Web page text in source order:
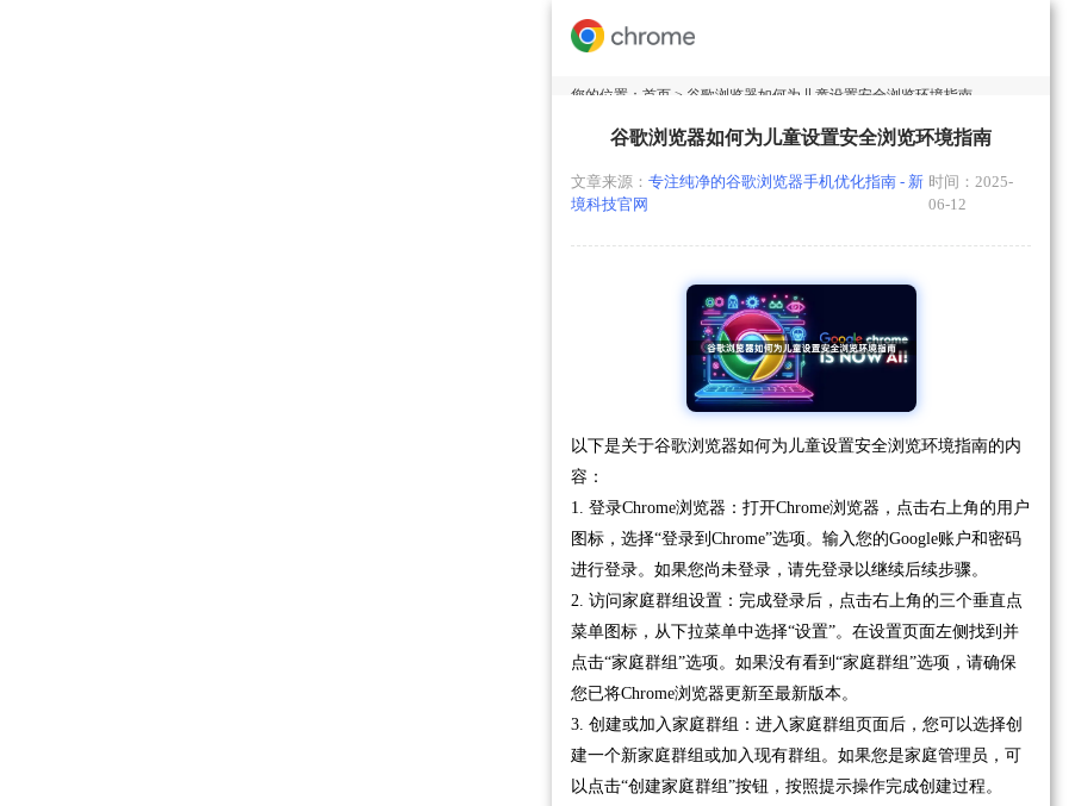
您的位置： 首页 > 谷歌浏览器如何为儿童设置安全浏览环境指南
谷歌浏览器如何为儿童设置安全浏览环境指南
文章来源： 专注纯净的谷歌浏览器手机优化指南 - 新
境科技官网
时间：2025-
06-12
以下是关于谷歌浏览器如何为儿童设置安全浏览环境指南的内
容：
1. 登录Chrome浏览器：打开Chrome浏览器，点击右上角的用户
图标，选择“登录到Chrome”选项。输入您的Google账户和密码
进行登录。如果您尚未登录，请先登录以继续后续步骤。
2. 访问家庭群组设置：完成登录后，点击右上角的三个垂直点
菜单图标，从下拉菜单中选择“设置”。在设置页面左侧找到并
点击“家庭群组”选项。如果没有看到“家庭群组”选项，请确保
您已将Chrome浏览器更新至最新版本。
3. 创建或加入家庭群组：进入家庭群组页面后，您可以选择创
建一个新家庭群组或加入现有群组。如果您是家庭管理员，可
以点击“创建家庭群组”按钮，按照提示操作完成创建过程。